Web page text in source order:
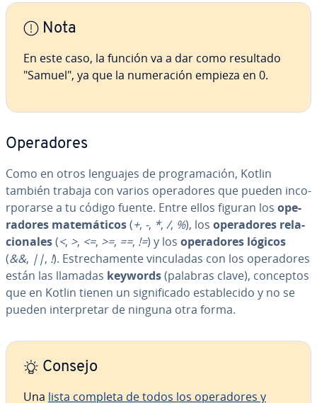
Nota
En este caso, la función va a dar como resultado
"Samuel", ya que la nu­me­ra­ción empieza en 0.
Ope­ra­do­res
Como en otros lenguajes de pro­gra­ma­ción, Kotlin
también trabaja con varios ope­ra­do­res que pueden in­co­
r­po­rar­se a tu código fuente. Entre ellos figuran los ope­
ra­do­res ma­te­má­ti­cos(+, -, *, /, %), los ope­ra­do­res re­la­
cio­na­les(<, >, <=, >=, ==, !=) y los ope­ra­do­res lógicos
(&&, ||, !). Es­tre­cha­me­n­te vi­n­cu­la­das con los ope­ra­do­res
están las llamadas keywords(palabras clave), conceptos
que en Kotlin tienen un si­g­ni­fi­ca­do es­ta­ble­ci­do y no se
pueden in­te­r­pre­tar de ninguna otra forma.
Consejo
Una lista completa de todos los ope­ra­do­res y